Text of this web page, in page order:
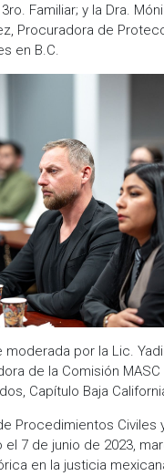
Familiar; y la Dra.
Procuradora de
en B.C.
por la Lic.
de la Comisión MASC
Capítulo Baja
Procedimientos Civiles
el 7 de junio de 2023,
en la justicia